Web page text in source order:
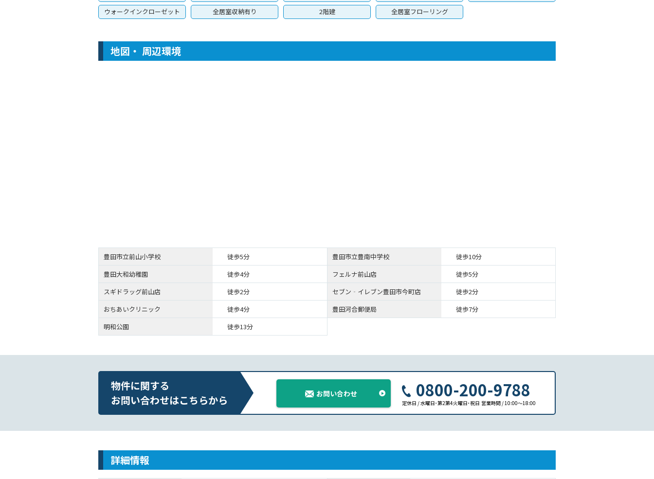
ウォークインクローゼット
全居室収納有り 2階建 全居室フローリング
地図・ 周辺環境
豊田市立前山小学校 徒歩5分 豊田市立豊南中学校
徒歩10分
豊田大和幼稚園
徒歩4分 フェルナ前山店
徒歩5分
スギドラッグ前山店
徒歩2分 セブン‐イレブン豊田市今町店
徒歩2分
おちあいクリニック
徒歩4分 豊田河合郵便局
徒歩7分
明和公園
徒歩13分
物件に関する
お問い合わせはこちらから
お問い合わせ 0800-200-9788
定休日 / 水曜日･第2第4火曜日･祝日 営業時間 / 10:00〜18:00
詳細情報